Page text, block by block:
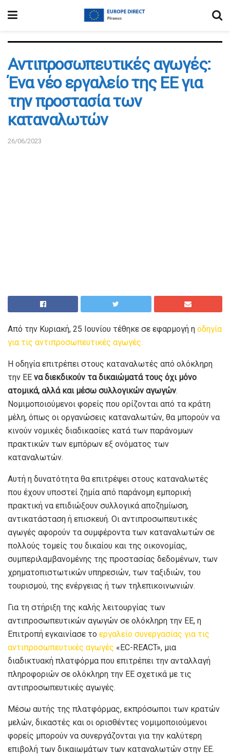
Αντιπροσωπευτικές αγωγές:
Ένα νέο εργαλείο της ΕΕ για
την προστασία των
καταναλωτών
26/06/2023
Από την Κυριακή, 25 Ιουνίου τέθηκε σε εφαρμογή η οδηγία
για τις αντιπροσωπευτικές αγωγές.
Η οδηγία επιτρέπει στους καταναλωτές από ολόκληρη
την ΕΕ να διεκδικούν τα δικαιώματά τους όχι μόνο
ατομικά, αλλά και μέσω συλλογικών αγωγών.
Νομιμοποιούμενοι φορείς που ορίζονται από τα κράτη
μέλη, όπως οι οργανώσεις καταναλωτών, θα μπορούν να
κινούν νομικές διαδικασίες κατά των παράνομων
πρακτικών των εμπόρων εξ ονόματος των
καταναλωτών.
Αυτή η δυνατότητα θα επιτρέψει στους καταναλωτές
που έχουν υποστεί ζημία από παράνομη εμπορική
πρακτική να επιδιώξουν συλλογικά αποζημίωση,
αντικατάσταση ή επισκευή. Οι αντιπροσωπευτικές
αγωγές αφορούν τα συμφέροντα των καταναλωτών σε
πολλούς τομείς του δικαίου και της οικονομίας,
συμπεριλαμβανομένης της προστασίας δεδομένων, των
χρηματοπιστωτικών υπηρεσιών, των ταξιδιών, του
τουρισμού, της ενέργειας ή των τηλεπικοινωνιών.
Για τη στήριξη της καλής λειτουργίας των
αντιπροσωπευτικών αγωγών σε ολόκληρη την ΕΕ, η
Επιτροπή εγκαινίασε το εργαλείο συνεργασίας για τις
αντιπροσωπευτικές αγωγές «EC-REACT», μια
διαδικτυακή πλατφόρμα που επιτρέπει την ανταλλαγή
πληροφοριών σε ολόκληρη την ΕΕ σχετικά με τις
αντιπροσωπευτικές αγωγές.
Μέσω αυτής της πλατφόρμας, εκπρόσωποι των κρατών
μελών, δικαστές και οι ορισθέντες νομιμοποιούμενοι
φορείς μπορούν να συνεργάζονται για την καλύτερη
επιβολή των δικαιωμάτων των καταναλωτών στην ΕΕ.